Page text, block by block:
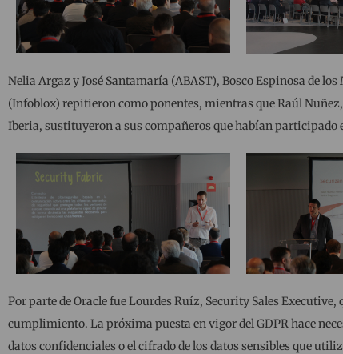
Nelia Argaz y José Santamaría (ABAST), Bosco Espinosa de
(Infoblox) repitieron como ponentes, mientras que Raúl
Iberia, sustituyeron a sus compañeros que habían participado
Por parte de Oracle fue Lourdes Ruíz, Security Sales
cumplimiento. La próxima puesta en vigor del GDPR hace
datos confidenciales o el cifrado de los datos sensibles que